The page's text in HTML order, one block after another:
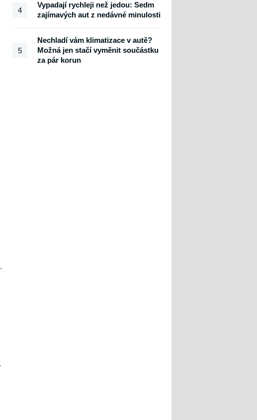
4
Vypadají rychleji než jedou: Sedm
zajímavých aut z nedávné minulosti
5
Nechladí vám klimatizace v autě?
Možná jen stačí vyměnit součástku
za pár korun